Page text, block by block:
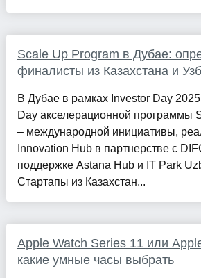
Scale Up Program в Дубае:
финалисты из Казахстана и
В Дубае в рамках Investor Day
Day акселерационной программы
– международной инициативы,
Innovation Hub в партнерстве с
поддержке Astana Hub и IT Park
Стартапы из Казахстан...
Apple Watch Series 11 или
какие умные часы выбрать